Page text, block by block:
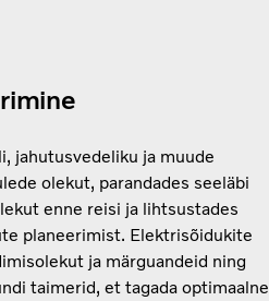
jahutusvedeliku ja muude
olekut, parandades seeläbi
enne reisi ja lihtsustades
planeerimist. Elektrisõidukite
ja märguandeid ning
taimerid, et tagada optimaalne